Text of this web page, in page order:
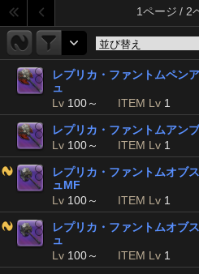
1ページ / 2
レプリカ・ファントムペン
ュ
Lv 100～ ITEM Lv 1
レプリカ・ファントムアン
Lv 100～ ITEM Lv 1
レプリカ・ファントムオブ
ュMF
Lv 100～ ITEM Lv 1
レプリカ・ファントムオブ
ュ
Lv 100～ ITEM Lv 1